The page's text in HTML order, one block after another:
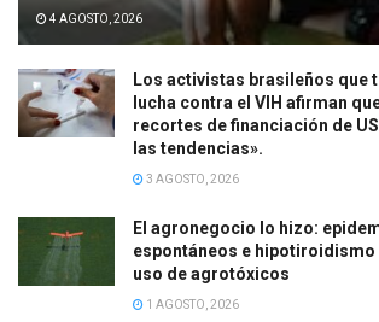
4 AGOSTO, 2026
Los activistas brasileños que
lucha contra el VIH afirman
recortes de financiación de
las tendencias».
3 AGOSTO, 2026
El agronegocio lo hizo:
espontáneos e hipotiroidismo
uso de agrotóxicos
1 AGOSTO, 2026